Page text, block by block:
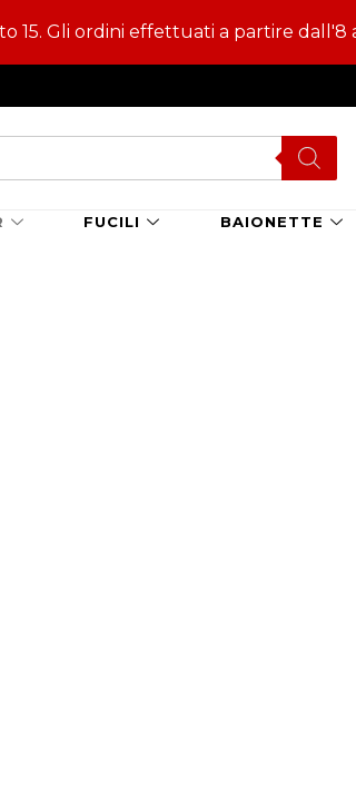
15. Gli ordini effettuati a partire dall'8
FUCILI BAIONETTE